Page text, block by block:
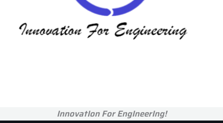
InnovatIon For EngIneerIng!